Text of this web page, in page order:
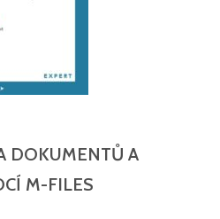
DOKUMENTŮ A
M-FILES